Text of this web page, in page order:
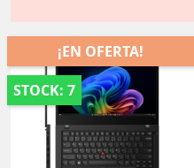
¡EN OFERTA!
STOCK: 7